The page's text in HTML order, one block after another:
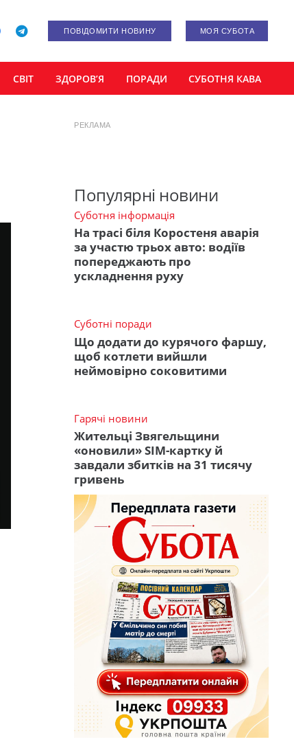
ПОВІДОМИТИ НОВИНУ МОЯ СУБОТА
СВІТ ЗДОРОВ’Я ПОРАДИ СУБОТНЯ КАВА
РЕКЛАМА
Популярні новини
Суботня інформація
На трасі біля Коростеня аварія
за участю трьох авто: водіїв
попереджають про
ускладнення руху
Суботні поради
Що додати до курячого фаршу,
щоб котлети вийшли
неймовірно соковитими
Гарячі новини
Жительці Звягельщини
«оновили» SIM-картку й
завдали збитків на 31 тисячу
гривень